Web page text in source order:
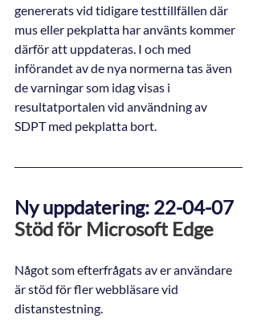
genererats vid tidigare testtillfällen där
mus eller pekplatta har använts kommer
därför att uppdateras. I och med
införandet av de nya normerna tas även
de varningar som idag visas i
resultatportalen vid användning av
SDPT med pekplatta bort.
Ny uppdatering: 22-04-07
Stöd för Microsoft Edge
Något som efterfrågats av er användare
är stöd för fler webbläsare vid
distanstestning.